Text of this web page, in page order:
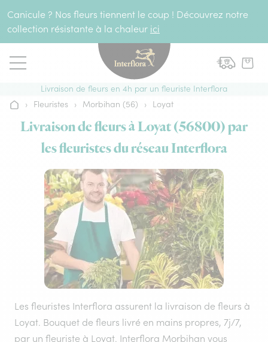
Canicule ? Nos fleurs tiennent le coup ! Découvrez notre
collection résistante à la chaleur ici
Livraison de fleurs en 4h par un fleuriste Interflora
Accueil
› Fleuristes › Morbihan (56) › Loyat
Livraison de fleurs à Loyat (56800) par
les fleuristes du réseau Interflora
Les fleuristes Interflora assurent la livraison de fleurs à
Loyat. Bouquet de fleurs livré en mains propres, 7j/7,
par un fleuriste à Loyat. Interflora Morbihan vous